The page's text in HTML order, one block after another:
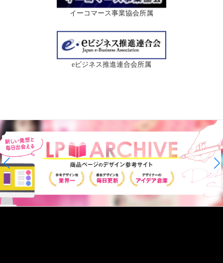
イーコマース事業協会所属
eビジネス推進連合会所属